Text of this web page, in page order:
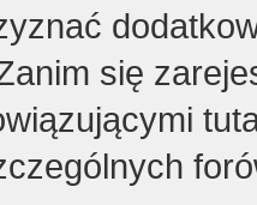
się